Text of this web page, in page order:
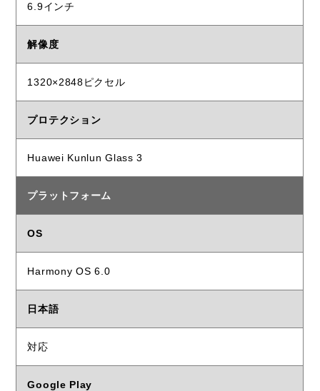
6.9インチ
解像度
1320×2848ピクセル
プロテクション
Huawei Kunlun Glass 3
プラットフォーム
OS
Harmony OS 6.0
日本語
対応
Google Play